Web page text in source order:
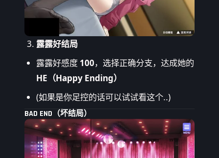
露露好结局
露露好感度 100，选择正确分支，达成她的
HE（Happy Ending）
(如果是你足控的话可以试试看这个..)
BAD END（坏结局）